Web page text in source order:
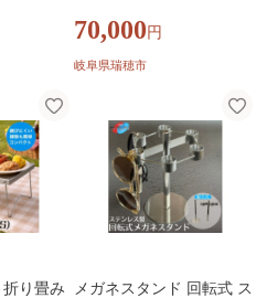
おしゃ
ーン 癒
祝い 希少
のかファ
ドア用品 キャンプ バーベ
キュー BBQ イベント レジ
ンプ用品 キャンプグッズ
ステンレス 簡単 カンタン
日本製 岐阜 瑞穂市
70,000 円
岐阜県瑞穂市
り畳み
メガネスタンド 回転式 ス